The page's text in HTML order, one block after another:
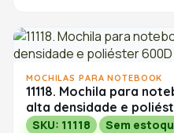
MOCHILAS PARA NOTEBOOK
11118. Mochila para
alta densidade e
SKU: 11118 Sem